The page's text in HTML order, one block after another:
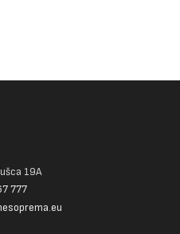
19A
777